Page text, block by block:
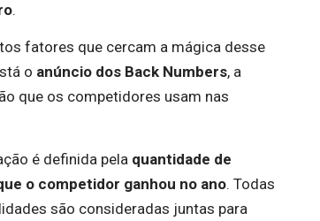
.
fatores que cercam a mágica desse
o anúncio dos Back Numbers, a
que os competidores usam nas
é definida pela quantidade de
o competidor ganhou no ano. Todas
são consideradas juntas para